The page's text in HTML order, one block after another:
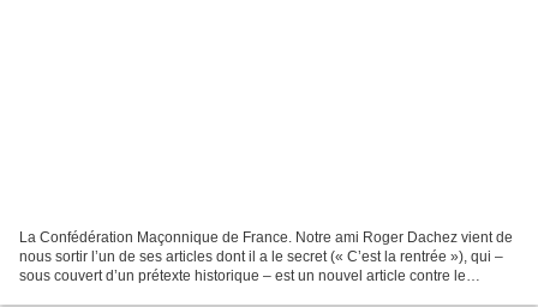
La Confédération Maçonnique de France. Notre ami Roger Dachez vient de
nous sortir l’un de ses articles dont il a le secret (« C’est la rentrée »), qui –
sous couvert d’un prétexte historique – est un nouvel article contre le